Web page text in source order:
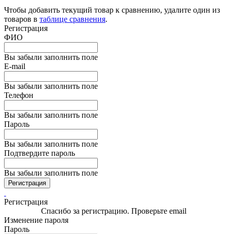
Чтобы добавить текущий товар к сравнению, удалите один из
товаров в таблице сравнения.
Регистрация
ФИО
Вы забыли заполнить поле
E-mail
Вы забыли заполнить поле
Телефон
Вы забыли заполнить поле
Пароль
Вы забыли заполнить поле
Подтвердите пароль
Вы забыли заполнить поле
Регистрация
Регистрация
Спасибо за регистрацию. Проверьте email
Изменение пароля
Пароль